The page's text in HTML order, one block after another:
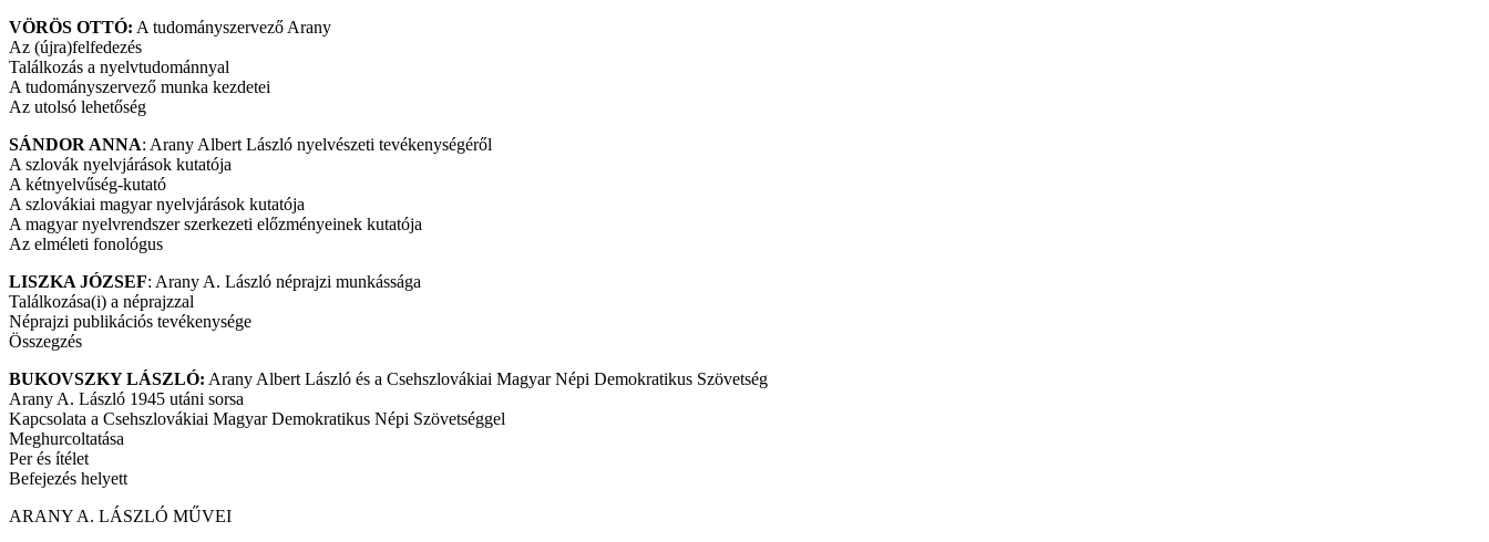
VÖRÖS OTTÓ: A tudományszervező Arany
Az (újra)felfedezés
Találkozás a nyelvtudománnyal
A tudományszervező munka kezdetei
Az utolsó lehetőség
SÁNDOR ANNA: Arany Albert László nyelvészeti tevékenységéről
A szlovák nyelvjárások kutatója
A kétnyelvűség-kutató
A szlovákiai magyar nyelvjárások kutatója
A magyar nyelvrendszer szerkezeti előzményeinek kutatója
Az elméleti fonológus
LISZKA JÓZSEF: Arany A. László néprajzi munkássága
Találkozása(i) a néprajzzal
Néprajzi publikációs tevékenysége
Összegzés
BUKOVSZKY LÁSZLÓ: Arany Albert László és a Csehszlovákiai Magyar Népi Demokratikus Szövetség
Arany A. László 1945 utáni sorsa
Kapcsolata a Csehszlovákiai Magyar Demokratikus Népi Szövetséggel
Meghurcoltatása
Per és ítélet
Befejezés helyett
ARANY A. LÁSZLÓ MŰVEI